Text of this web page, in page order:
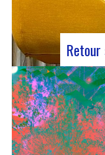
Judyth
une
octobre
édition du
nom de